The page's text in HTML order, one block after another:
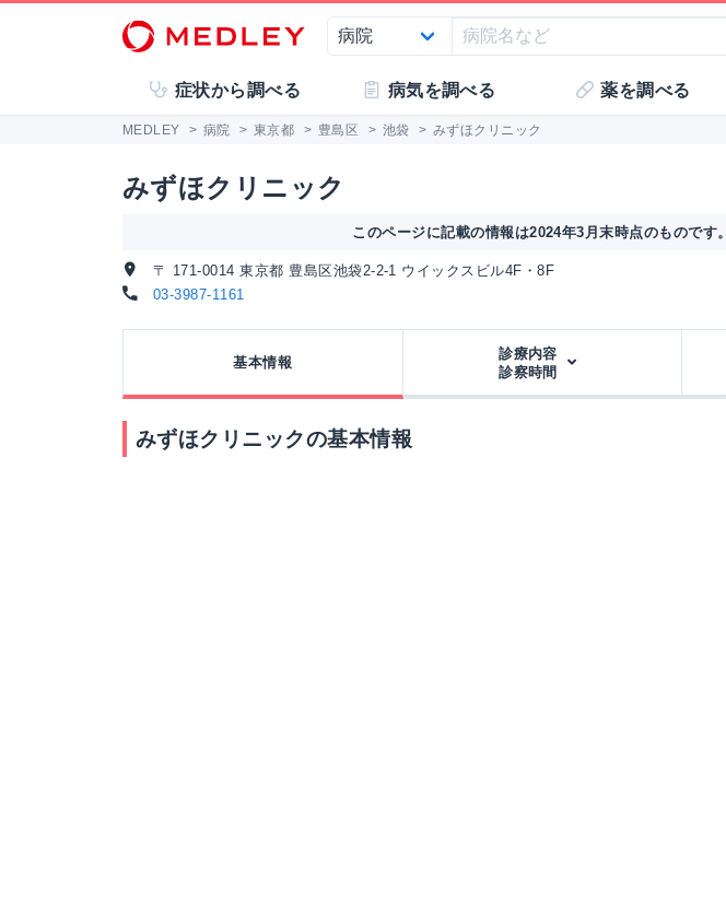
症状から調べる 病気を調べる 薬を調べる
MEDLEY > 病院 > 東京都 > 豊島区 > 池袋 > みずほクリニック
みずほクリニック
このページに記載の情報は2024年3月末時点のものです。
〒 171-0014 東京都 豊島区池袋2-2-1 ウイックスビル4F・8F
03-3987-1161
基本情報
診療内容
診察時間
みずほクリニックの基本情報